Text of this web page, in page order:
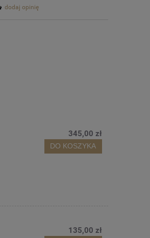
dodaj opinię
345,00 zł
DO KOSZYKA
135,00 zł